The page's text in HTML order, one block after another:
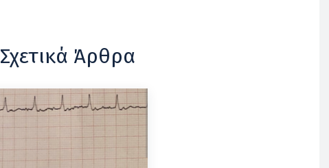
Σχετικά Άρθρα